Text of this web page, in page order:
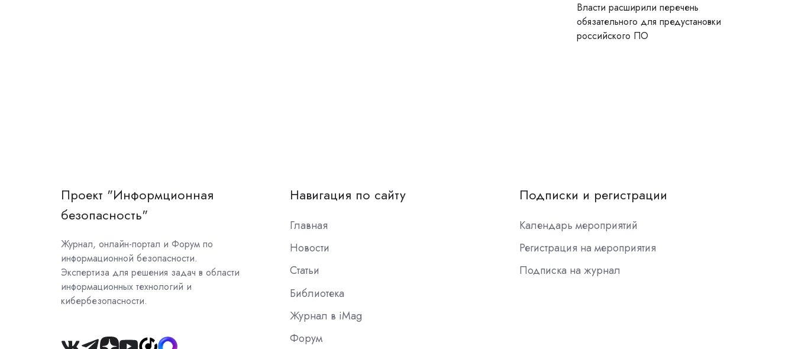
Власти расширили перечень
обязательного для предустановки
российского ПО
Проект "Информционная
безопасность"
Журнал, онлайн-портал и Форум по
информационной безопасности.
Экспертиза для решения задач в области
информационных технологий и
кибербезопасности.
Навигация по сайту
Главная
Новости
Статьи
Библиотека
Журнал в iMag
Форум
Подписки и регистрации
Календарь мероприятий
Регистрация на мероприятия
Подписка на журнал